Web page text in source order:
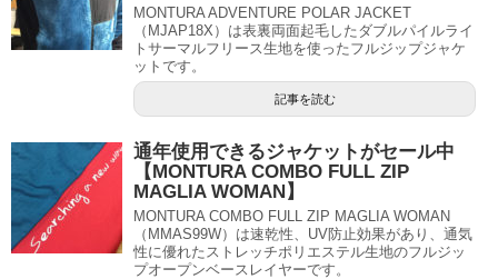
MONTURA ADVENTURE POLAR JACKET
（MJAP18X）は表裏両面起毛したダブルパイルライ
トサーマルフリース生地を使ったフルジップジャケ
ットです。
記事を読む
通年使用できるジャケットがセール中
【MONTURA COMBO FULL ZIP
MAGLIA WOMAN】
MONTURA COMBO FULL ZIP MAGLIA WOMAN
（MMAS99W）は速乾性、UV防止効果があり、通気
性に優れたストレッチポリエステル生地のフルジッ
プオープンベースレイヤーです。